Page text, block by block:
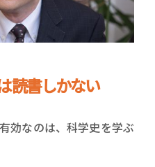
読書しかない
効なのは、科学史を学ぶ